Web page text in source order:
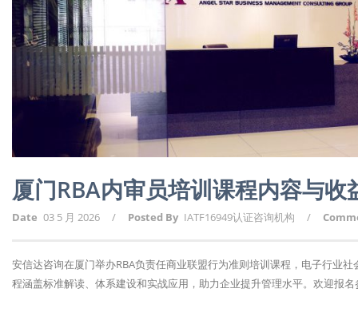
厦门RBA内审员培训课程内容与收
Date 03 5 月 2026 / Posted By IATF16949认证咨询机构 /
安信达咨询在厦门举办RBA负责任商业联盟行为准则培训课程，电子行业
程涵盖标准解读、体系建设和实战应用，助力企业提升管理水平。欢迎报